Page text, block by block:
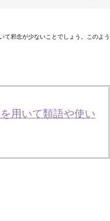
て邪念が少ないことでしょう。このよう
用いて類語や使い